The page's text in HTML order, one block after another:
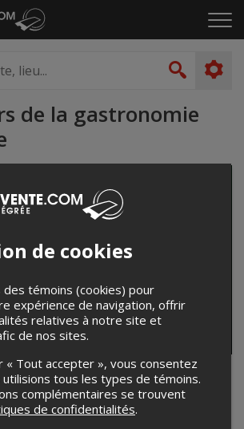
le
de la gastronomie
de cookies
des témoins (cookies) pour
expérience de navigation, offrir
relatives à notre site et
de nos sites.
« Tout accepter », vous consentez
utilisions tous les types de témoins.
complémentaires se trouvent
de confidentialités.